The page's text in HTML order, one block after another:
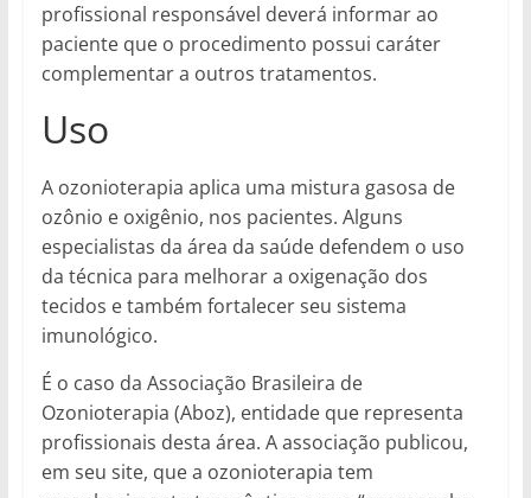
profissional responsável deverá informar ao
paciente que o procedimento possui caráter
complementar a outros tratamentos.
Uso
A ozonioterapia aplica uma mistura gasosa de
ozônio e oxigênio, nos pacientes. Alguns
especialistas da área da saúde defendem o uso
da técnica para melhorar a oxigenação dos
tecidos e também fortalecer seu sistema
imunológico.
É o caso da Associação Brasileira de
Ozonioterapia (Aboz), entidade que representa
profissionais desta área. A associação publicou,
em seu site, que a ozonioterapia tem